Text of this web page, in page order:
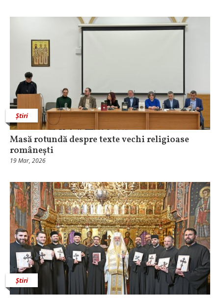
Știri
Masă rotundă despre texte vechi religioase
românești
19 Mar, 2026
Știri